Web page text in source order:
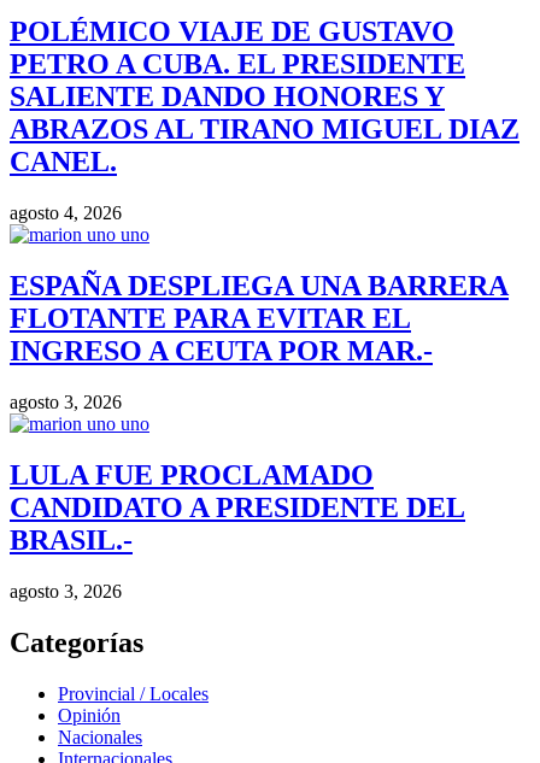
POLÉMICO VIAJE DE GUSTAVO
PETRO A CUBA. EL PRESIDENTE
SALIENTE DANDO HONORES Y
ABRAZOS AL TIRANO MIGUEL DIAZ
CANEL.
agosto 4, 2026
ESPAÑA DESPLIEGA UNA BARRERA
FLOTANTE PARA EVITAR EL
INGRESO A CEUTA POR MAR.-
agosto 3, 2026
LULA FUE PROCLAMADO
CANDIDATO A PRESIDENTE DEL
BRASIL.-
agosto 3, 2026
Categorías
Provincial / Locales
Opinión
Nacionales
Internacionales